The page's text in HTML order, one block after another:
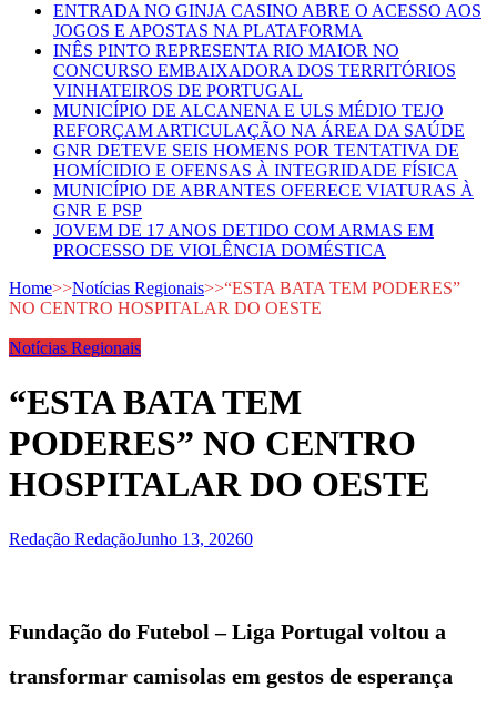
ENTRADA NO GINJA CASINO ABRE O ACESSO AOS
JOGOS E APOSTAS NA PLATAFORMA
INÊS PINTO REPRESENTA RIO MAIOR NO
CONCURSO EMBAIXADORA DOS TERRITÓRIOS
VINHATEIROS DE PORTUGAL
MUNICÍPIO DE ALCANENA E ULS MÉDIO TEJO
REFORÇAM ARTICULAÇÃO NA ÁREA DA SAÚDE
GNR DETEVE SEIS HOMENS POR TENTATIVA DE
HOMÍCIDIO E OFENSAS À INTEGRIDADE FÍSICA
MUNICÍPIO DE ABRANTES OFERECE VIATURAS À
GNR E PSP
JOVEM DE 17 ANOS DETIDO COM ARMAS EM
PROCESSO DE VIOLÊNCIA DOMÉSTICA
Home>>Notícias Regionais>>“ESTA BATA TEM PODERES”
NO CENTRO HOSPITALAR DO OESTE
Notícias Regionais
“ESTA BATA TEM
PODERES” NO CENTRO
HOSPITALAR DO OESTE
Redação RedaçãoJunho 13, 20260
Fundação do Futebol – Liga Portugal voltou a
transformar camisolas em gestos de esperança